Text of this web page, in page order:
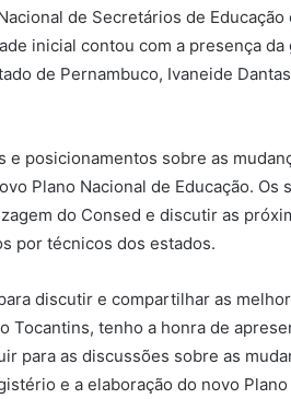
de Secretários de Educação
inicial contou com a presença
de Pernambuco, Ivaneide
posicionamentos sobre as
Plano Nacional de Educação. Os
do Consed e discutir as
por técnicos dos estados.
discutir e compartilhar as
Tocantins, tenho a honra de
para as discussões sobre as
e a elaboração do novo